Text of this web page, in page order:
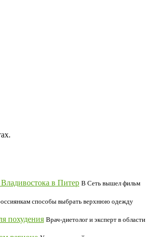
в Питер В Сеть вышел фильм
способы выбрать верхнюю одежду
похудения Врач-диетолог и эксперт в области